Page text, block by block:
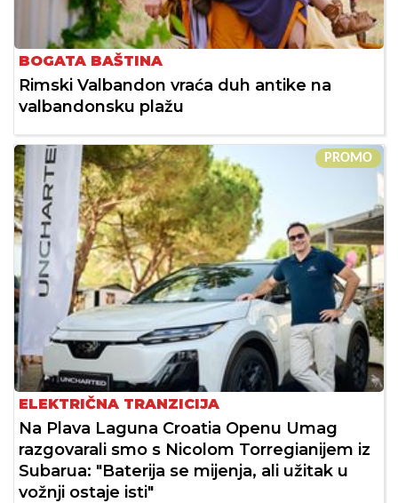
BOGATA BAŠTINA
Rimski Valbandon vraća duh antike na
valbandonsku plažu
PROMO
ELEKTRIČNA TRANZICIJA
Na Plava Laguna Croatia Openu Umag
razgovarali smo s Nicolom Torregianijem iz
Subarua: "Baterija se mijenja, ali užitak u
vožnji ostaje isti"